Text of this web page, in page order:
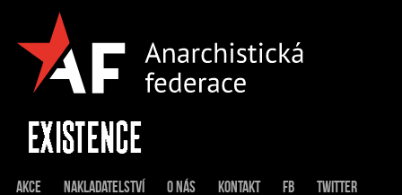
Akce Nakladatelství O nás Kontakt FB
Twitter